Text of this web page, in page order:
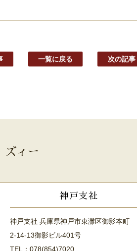
一覧に戻る 次の記事
ズィー
神戸支社
神戸支社 兵庫県神戸市東灘区御影本町
2-14-13御影ビル401号
TEL：078(854)7020